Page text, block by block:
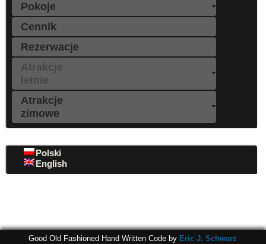
Pokoje
Cennik
Rezerwacje
Atrakcje
letnie
Atrakcje
zimowe
Polski
English
Good Old Fashioned Hand Written Code by Eric J. Schwarz